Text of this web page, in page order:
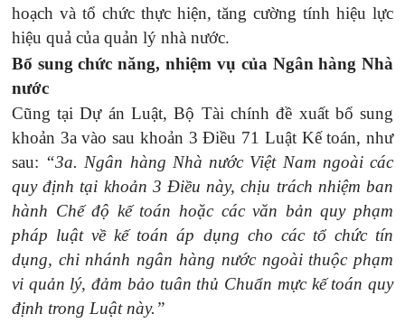
hoạch và tổ chức thực hiện, tăng cường tính hiệu lực
hiệu quả của quản lý nhà nước.
Bổ sung chức năng, nhiệm vụ của Ngân hàng Nhà
nước
Cũng tại Dự án Luật, Bộ Tài chính đề xuất bổ sung
khoản 3a vào sau khoản 3 Điều 71 Luật Kế toán, như
sau: “3a. Ngân hàng Nhà nước Việt Nam ngoài các
quy định tại khoản 3 Điều này, chịu trách nhiệm ban
hành Chế độ kế toán hoặc các văn bản quy phạm
pháp luật về kế toán áp dụng cho các tổ chức tín
dụng, chi nhánh ngân hàng nước ngoài thuộc phạm
vi quản lý, đảm bảo tuân thủ Chuẩn mực kế toán quy
định trong Luật này.”